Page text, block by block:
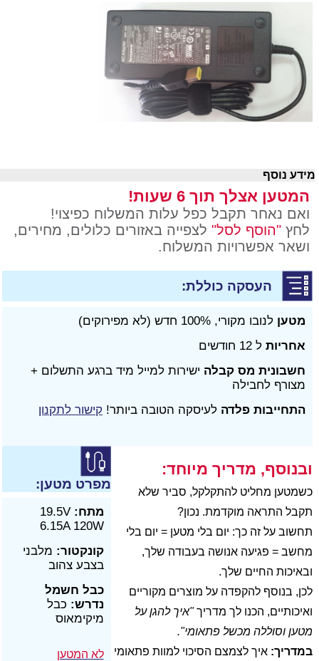
מידע נוסף
המטען אצלך תוך 6 שעות!
ואם נאחר תקבל כפל עלות המשלוח כפיצוי!
לחץ "הוסף לסל" לצפייה באזורים כלולים, מחירים,
ושאר אפשרויות המשלוח.
העסקה כוללת:
מטעןלנובו מקורי, 100% חדש (לא מפירוקים)
אחריותל 12 חודשים
חשבונית מס קבלהישירות למייל מיד ברגע התשלום +
מצורף לחבילה
התחייבות פלדהלעיסקה הטובה ביותר! קישור לתקנון
מפרט מטען:
מתח:
19.5V
6.15A 120W
קונקטור:מלבני
בצבע צהוב
כבל חשמל
נדרש:כבל
מיקימאוס
לא המטען
ובנוסף, מדריך מיוחד:
כשמטען מחליט להתקלקל, סביר שלא
תקבל התראה מוקדמת. נכון?
תחשוב על זה כך: יום בלי מטען = יום בלי
מחשב = פגיעה אנושה בעבודה שלך,
ובאיכות החיים שלך.
לכן, בנוסף להקפדה על מוצרים מקוריים
ואיכותיים, הכנו לך מדריך"איך להגן על
מטען וסוללה מכשל פתאומי".
במדריך:איך לצמצם הסיכוי למוות פתאומי